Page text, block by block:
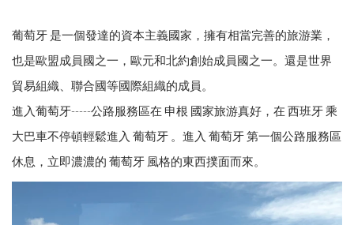
葡萄牙 是一個發達的資本主義國家，擁有相當完善的旅游業，
也是歐盟成員國之一，歐元和北約創始成員國之一。還是世界
貿易組織、聯合國等國際組織的成員。
進入葡萄牙-----公路服務區在 申根 國家旅游真好，在 西班牙 乘
大巴車不停頓輕鬆進入 葡萄牙 。進入 葡萄牙 第一個公路服務區
休息，立即濃濃的 葡萄牙 風格的東西撲面而來。